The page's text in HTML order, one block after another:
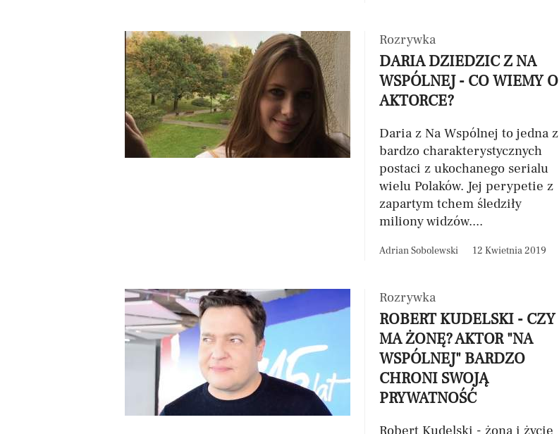
Rozrywka
DARIA DZIEDZIC Z NA
WSPÓLNEJ - CO WIEMY O
AKTORCE?
Daria z Na Wspólnej to jedna z
bardzo charakterystycznych
postaci z ukochanego serialu
wielu Polaków. Jej perypetie z
zapartym tchem śledziły
miliony widzów....
Adrian Sobolewski 12 Kwietnia 2019
Rozrywka
ROBERT KUDELSKI - CZY
MA ŻONĘ? AKTOR "NA
WSPÓLNEJ" BARDZO
CHRONI SWOJĄ
PRYWATNOŚĆ
Robert Kudelski - żona i życie